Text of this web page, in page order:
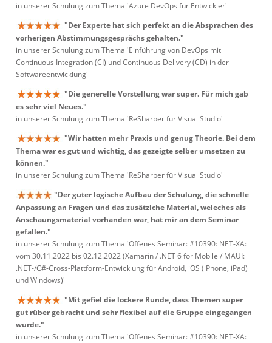
in unserer Schulung zum Thema 'Azure DevOps für Entwickler'
"Der Experte hat sich perfekt an die Absprachen des
vorherigen Abstimmungsgesprächs gehalten."
in unserer Schulung zum Thema 'Einführung von DevOps mit
Continuous Integration (CI) und Continuous Delivery (CD) in der
Softwareentwicklung'
"Die generelle Vorstellung war super. Für mich gab
es sehr viel Neues."
in unserer Schulung zum Thema 'ReSharper für Visual Studio'
"Wir hatten mehr Praxis und genug Theorie. Bei dem
Thema war es gut und wichtig, das gezeigte selber umsetzen zu
können."
in unserer Schulung zum Thema 'ReSharper für Visual Studio'
"Der guter logische Aufbau der Schulung, die schnelle
Anpassung an Fragen und das zusätzlche Material, weleches als
Anschaungsmaterial vorhanden war, hat mir an dem Seminar
gefallen."
in unserer Schulung zum Thema 'Offenes Seminar: #10390: NET-XA:
vom 30.11.2022 bis 02.12.2022 (Xamarin / .NET 6 for Mobile / MAUI:
.NET-/C#-Cross-Plattform-Entwicklung für Android, iOS (iPhone, iPad)
und Windows)'
"Mit gefiel die lockere Runde, dass Themen super
gut rüber gebracht und sehr flexibel auf die Gruppe eingegangen
wurde."
in unserer Schulung zum Thema 'Offenes Seminar: #10390: NET-XA: